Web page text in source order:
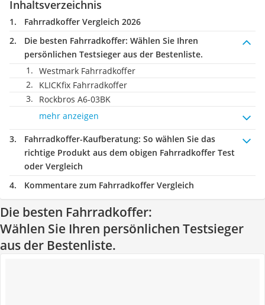
Inhaltsverzeichnis
Fahrradkoffer Vergleich 2026
Die besten Fahrradkoffer: Wählen Sie Ihren
persönlichen Testsieger aus der Bestenliste.
Westmark Fahrradkoffer
KLICKfix Fahrradkoffer
Rockbros A6-03BK
mehr anzeigen
Fahrradkoffer-Kaufberatung: So wählen Sie das
richtige Produkt aus dem obigen Fahrradkoffer Test
oder Vergleich
Kommentare zum Fahrradkoffer Vergleich
Die besten Fahrradkoffer:
Wählen Sie Ihren persönlichen Testsieger
aus der Bestenliste.